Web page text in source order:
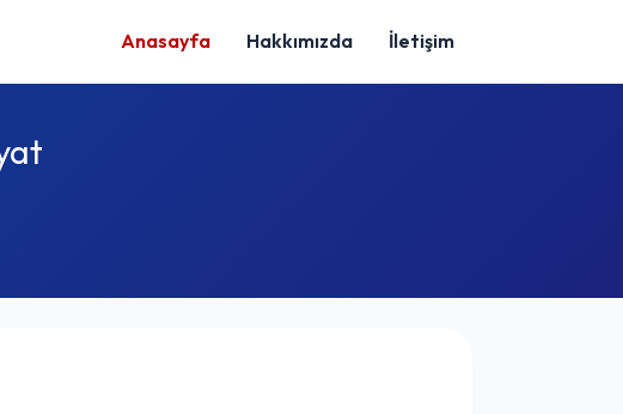
Anasayfa Hakkımızda İletişim